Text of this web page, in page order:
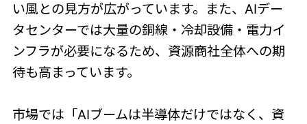
い風との見方が広がっています。また、AIデー
タセンターでは大量の銅線・冷却設備・電力イ
ンフラが必要になるため、資源商社全体への期
待も高まっています。
市場では「AIブームは半導体だけではなく、資